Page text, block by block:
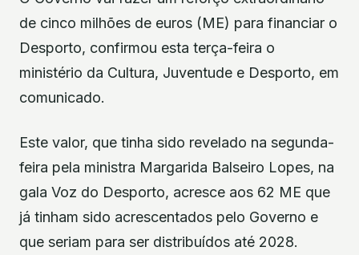
de cinco milhões de euros (ME) para financiar o
Desporto, confirmou esta terça-feira o
ministério da Cultura, Juventude e Desporto, em
comunicado.
Este valor, que tinha sido revelado na segunda-
feira pela ministra Margarida Balseiro Lopes, na
gala Voz do Desporto, acresce aos 62 ME que
já tinham sido acrescentados pelo Governo e
que seriam para ser distribuídos até 2028.